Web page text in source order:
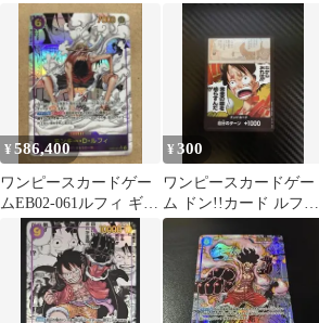
psa10
ーパーパラレル 新た
なる皇帝
¥586,400
ワンピースカードゲー
ムEB02-061ルフィ ギア
2 コミックパラレル コ
ミパラ
¥300
ワンピースカードゲー
ム ドン!!カード ルフィ
黄金の鐘を鳴らすんだ
空島 1枚